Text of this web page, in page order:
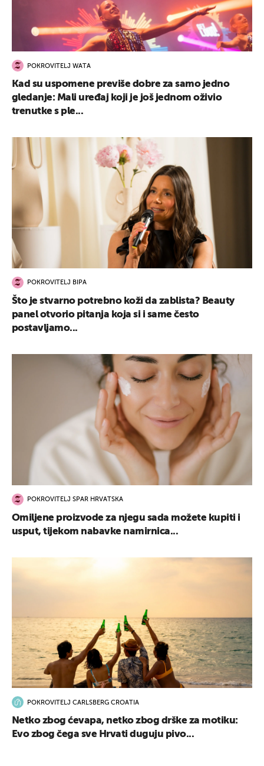
POKROVITELJ WATA
Kad su uspomene previše dobre za samo jedno
gledanje: Mali uređaj koji je još jednom oživio
trenutke s ple...
POKROVITELJ BIPA
Što je stvarno potrebno koži da zablista? Beauty
panel otvorio pitanja koja si i same često
postavljamo...
POKROVITELJ SPAR HRVATSKA
Omiljene proizvode za njegu sada možete kupiti i
usput, tijekom nabavke namirnica...
POKROVITELJ CARLSBERG CROATIA
Netko zbog ćevapa, netko zbog drške za motiku:
Evo zbog čega sve Hrvati duguju pivo...